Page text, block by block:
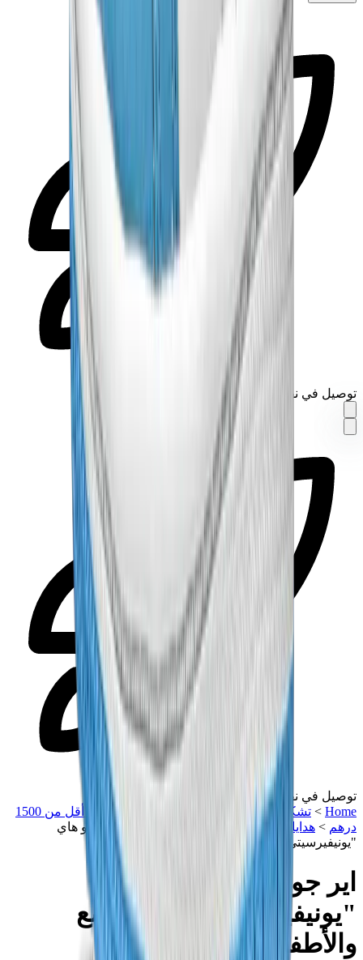
توصيل في نفس اليوم
توصيل في نفس اليوم
Home
> تشكيلة مميزة >
هدايا أقل من 1500
درهم > هدايا أقل من 2000 درهم
اير جوردن 1 ريترو هاي
"يونيفيرسيتي بلو" (للرضع والأطفال)
اير جوردن 1 ريترو هاي
"يونيفيرسيتي بلو" (للرضع
والأطفال)